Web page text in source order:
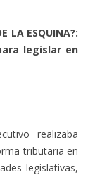
LA ESQUINA?:
legislar en
realizaba
tributaria en
legislativas,